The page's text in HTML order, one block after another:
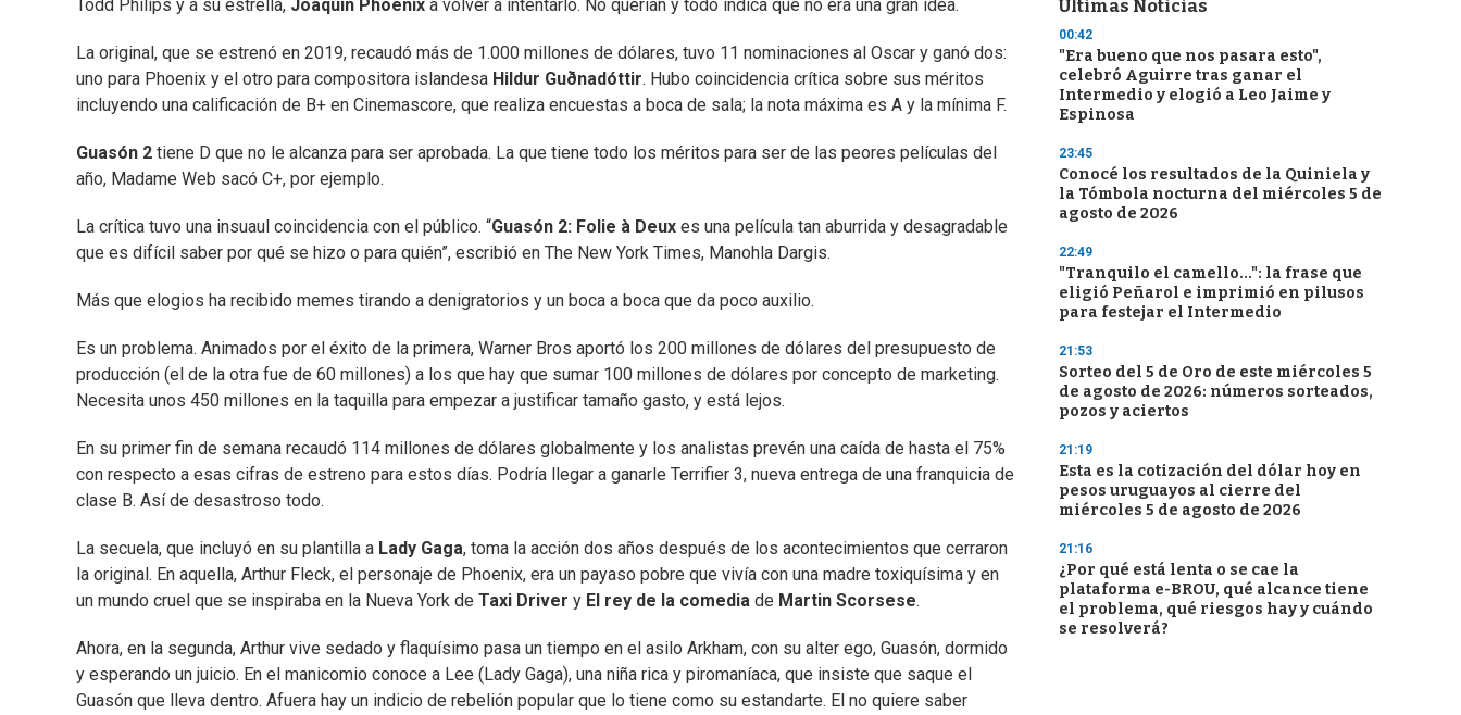
Todd Philips y a su estrella, Joaquin Phoenix a volver a intentarlo. No querían y todo indica que no era una gran idea.
La original, que se estrenó en 2019, recaudó más de 1.000 millones de dólares, tuvo 11 nominaciones al Oscar y ganó dos:
uno para Phoenix y el otro para compositora islandesa Hildur Guðnadóttir. Hubo coincidencia crítica sobre sus méritos
incluyendo una calificación de B+ en Cinemascore, que realiza encuestas a boca de sala; la nota máxima es A y la mínima F.
Guasón 2 tiene D que no le alcanza para ser aprobada. La que tiene todo los méritos para ser de las peores películas del
año, Madame Web sacó C+, por ejemplo.
La crítica tuvo una insuaul coincidencia con el público. “Guasón 2: Folie à Deux es una película tan aburrida y desagradable
que es difícil saber por qué se hizo o para quién”, escribió en The New York Times, Manohla Dargis.
Más que elogios ha recibido memes tirando a denigratorios y un boca a boca que da poco auxilio.
Es un problema. Animados por el éxito de la primera, Warner Bros aportó los 200 millones de dólares del presupuesto de
producción (el de la otra fue de 60 millones) a los que hay que sumar 100 millones de dólares por concepto de marketing.
Necesita unos 450 millones en la taquilla para empezar a justificar tamaño gasto, y está lejos.
En su primer fin de semana recaudó 114 millones de dólares globalmente y los analistas prevén una caída de hasta el 75%
con respecto a esas cifras de estreno para estos días. Podría llegar a ganarle Terrifier 3, nueva entrega de una franquicia de
clase B. Así de desastroso todo.
La secuela, que incluyó en su plantilla a Lady Gaga, toma la acción dos años después de los acontecimientos que cerraron
la original. En aquella, Arthur Fleck, el personaje de Phoenix, era un payaso pobre que vivía con una madre toxiquísima y en
un mundo cruel que se inspiraba en la Nueva York de Taxi Driver y El rey de la comedia de Martin Scorsese.
Ahora, en la segunda, Arthur vive sedado y flaquísimo pasa un tiempo en el asilo Arkham, con su alter ego, Guasón, dormido
y esperando un juicio. En el manicomio conoce a Lee (Lady Gaga), una niña rica y piromaníaca, que insiste que saque el
Guasón que lleva dentro. Afuera hay un indicio de rebelión popular que lo tiene como su estandarte. El no quiere saber
Últimas Noticias
00:42
"Era bueno que nos pasara esto",
celebró Aguirre tras ganar el
Intermedio y elogió a Leo Jaime y
Espinosa
23:45
Conocé los resultados de la Quiniela y
la Tómbola nocturna del miércoles 5 de
agosto de 2026
22:49
"Tranquilo el camello...": la frase que
eligió Peñarol e imprimió en pilusos
para festejar el Intermedio
21:53
Sorteo del 5 de Oro de este miércoles 5
de agosto de 2026: números sorteados,
pozos y aciertos
21:19
Esta es la cotización del dólar hoy en
pesos uruguayos al cierre del
miércoles 5 de agosto de 2026
21:16
¿Por qué está lenta o se cae la
plataforma e-BROU, qué alcance tiene
el problema, qué riesgos hay y cuándo
se resolverá?